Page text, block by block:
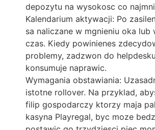
depozytu na wysokosc co
Kalendarium aktywacji: Po
sa naliczane w mgnieniu oka lub
czas. Kiedy powinienes
problemy, zadzwon do
konsumuje naprawic.
Wymagania obstawiania:
istotne rollover. Na przyklad,
filip gospodarczy ktorzy maja
kasyna Playregal, byc moze